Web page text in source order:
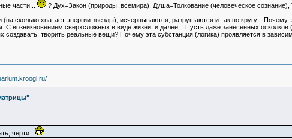
части...
? Дух=Закон (природы, всемира), Душа=Толкование (человеческое сознание),
сколько хватает энергии звезды), исчерпываются, разрушаются и так по кругу... Почему
С возникновением сверхсложных в виде жизни, и далее... Пусть даже занесенных осколков
творить реальные вещи? Почему эта субстанция (логика) проявляется в
черти.